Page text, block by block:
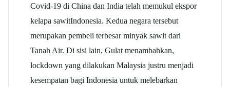
Covid-19 di China dan India telah memukul ekspor
kelapa sawitIndonesia. Kedua negara tersebut
merupakan pembeli terbesar minyak sawit dari
Tanah Air. Di sisi lain, Gulat menambahkan,
lockdown yang dilakukan Malaysia justru menjadi
kesempatan bagi Indonesia untuk melebarkan